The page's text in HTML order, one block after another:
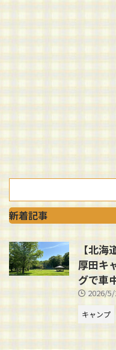
新着記事
【北
厚田キ
グで車
2026/
キャンプ